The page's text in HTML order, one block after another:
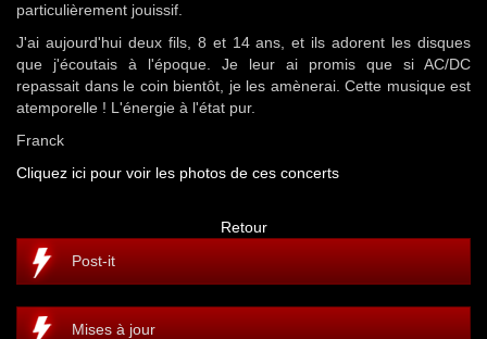
particulièrement jouissif.
J'ai aujourd'hui deux fils, 8 et 14 ans, et ils adorent les disques
que j'écoutais à l'époque. Je leur ai promis que si AC/DC
repassait dans le coin bientôt, je les amènerai. Cette musique est
atemporelle ! L'énergie à l'état pur.
Franck
Cliquez ici pour voir les photos de ces concerts
Retour
Post-it
Mises à jour